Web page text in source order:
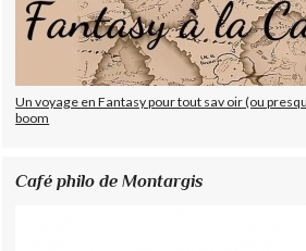
Un voyage en Fantasy pour tout sav oir (ou
boom
Café philo de Montargis